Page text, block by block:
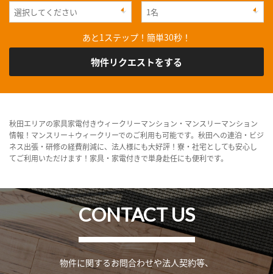
あと1ステップ！簡単30秒！
物件リクエストをする
秋田エリアの家具家電付きウィークリーマンション・マンスリーマンション
情報！マンスリー＋ウィークリーでのご利用も可能です。秋田への連泊・ビジ
ネス出張・研修の経費削減に、法人様にも大好評！寮・社宅としても安心し
てご利用いただけます！家具・家電付きで単身赴任にも便利です。
CONTACT US
物件に関するお問合わせや法人契約等、